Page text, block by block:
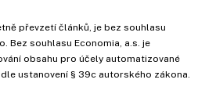
převzetí článků, je bez souhlasu
Bez souhlasu Economia, a.s. je
obsahu pro účely automatizované
ustanovení § 39c autorského zákona.